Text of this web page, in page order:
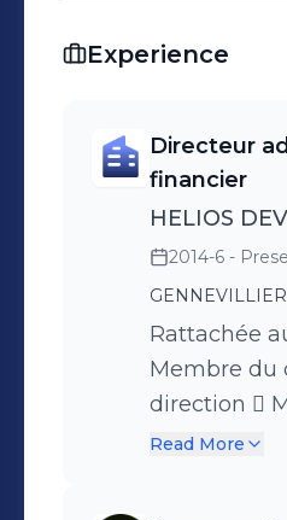
Experience
Directeur
financier
HELIOS
2014-6 -
Rattachée
Membre du
direction  Management
d’une équipe
Read More